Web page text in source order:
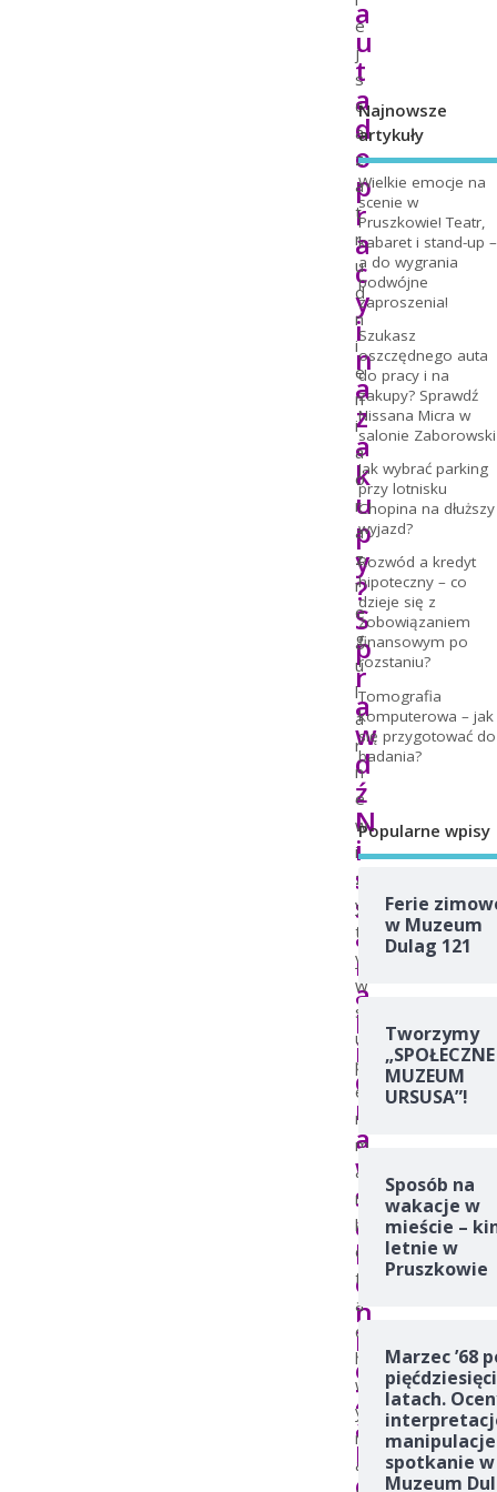
a
u
t
a
d
o
p
r
a
c
y
i
n
a
z
a
k
u
p
y
?
S
p
r
a
w
d
ź
N
i
s
s
a
n
a
M
i
c
r
a
w
s
a
l
o
n
i
e
Z
a
b
o
e
j
s
c
a
z
a
t
r
u
d
n
i
e
n
i
a
o
r
a
z
r
e
g
u
l
a
r
n
e
w
i
z
y
t
y
w
s
u
p
e
r
m
a
r
k
e
t
a
c
h
w
y
m
a
Najnowsze
artykuły
Wielkie emocje na
scenie w
Pruszkowie! Teatr,
kabaret i stand-up –
a do wygrania
podwójne
zaproszenia!
Szukasz
oszczędnego auta
do pracy i na
zakupy? Sprawdź
Nissana Micra w
salonie Zaborowski
Jak wybrać parking
przy lotnisku
Chopina na dłuższy
wyjazd?
Rozwód a kredyt
hipoteczny – co
dzieje się z
zobowiązaniem
finansowym po
rozstaniu?
Tomografia
komputerowa – jak
się przygotować do
badania?
Popularne wpisy
Ferie
w Muzeum
Dulag 121
Tworzymy
„SPOŁECZNE
MUZEUM
URSUSA”!
Sposób na
wakacje w
mieście –
letnie w
Pruszkowie
Marzec ’68
latach.
spotkanie w
Muzeum